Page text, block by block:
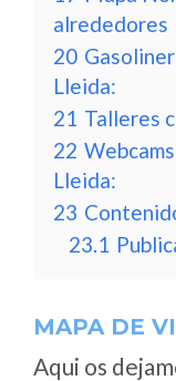
alrededores
20
Lleida:
21 Talleres
22
Lleida:
23
23.1
MAPA DE
Aqui os